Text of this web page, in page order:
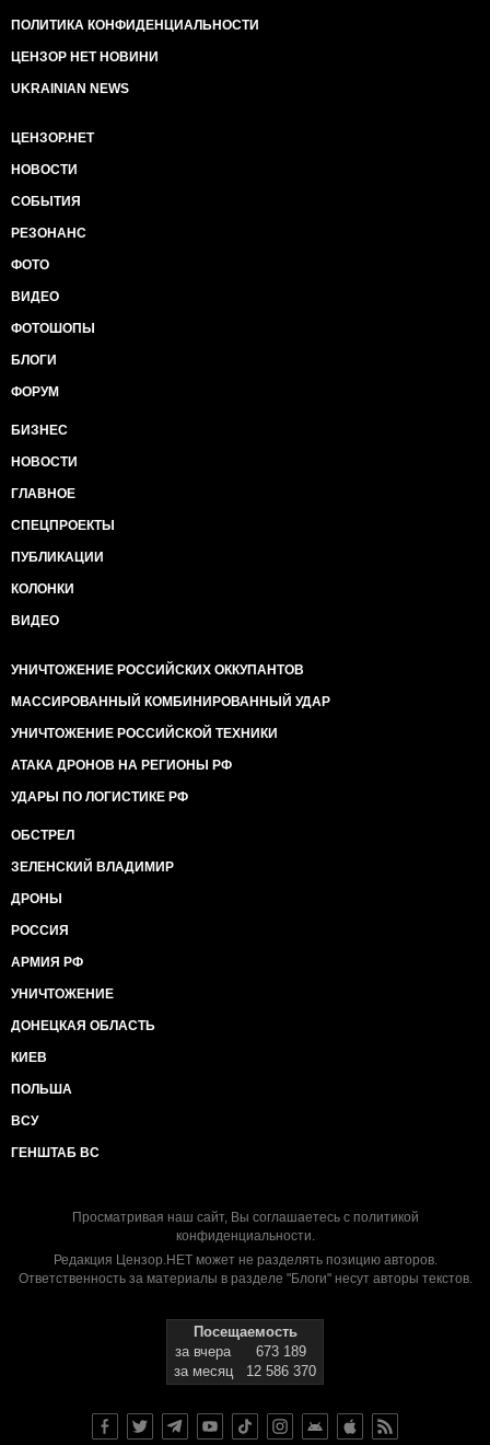
ПОЛИТИКА КОНФИДЕНЦИАЛЬНОСТИ
ЦЕНЗОР НЕТ НОВИНИ
UKRAINIAN NEWS
ЦЕНЗОР.НЕТ
НОВОСТИ
СОБЫТИЯ
РЕЗОНАНС
ФОТО
ВИДЕО
ФОТОШОПЫ
БЛОГИ
ФОРУМ
БИЗНЕС
НОВОСТИ
ГЛАВНОЕ
СПЕЦПРОЕКТЫ
ПУБЛИКАЦИИ
КОЛОНКИ
ВИДЕО
УНИЧТОЖЕНИЕ РОССИЙСКИХ ОККУПАНТОВ
МАССИРОВАННЫЙ КОМБИНИРОВАННЫЙ УДАР
УНИЧТОЖЕНИЕ РОССИЙСКОЙ ТЕХНИКИ
АТАКА ДРОНОВ НА РЕГИОНЫ РФ
УДАРЫ ПО ЛОГИСТИКЕ РФ
ОБСТРЕЛ
ЗЕЛЕНСКИЙ ВЛАДИМИР
ДРОНЫ
РОССИЯ
АРМИЯ РФ
УНИЧТОЖЕНИЕ
ДОНЕЦКАЯ ОБЛАСТЬ
КИЕВ
ПОЛЬША
ВСУ
ГЕНШТАБ ВС
Просматривая наш сайт, Вы соглашаетесь с политикой
конфиденциальности.
Редакция Цензор.НЕТ может не разделять позицию авторов.
Ответственность за материалы в разделе "Блоги" несут авторы текстов.
Посещаемость
за вчера
673 189
за месяц
12 586 370